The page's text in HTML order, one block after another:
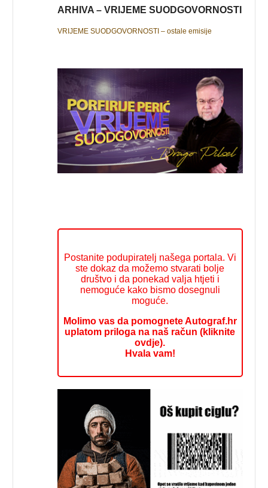
ARHIVA – VRIJEME SUODGOVORNOSTI
VRIJEME SUODGOVORNOSTI – ostale emisije
Postanite podupiratelj našega portala. Vi
ste dokaz da možemo stvarati bolje
društvo i da ponekad valja htjeti i
nemoguće kako bismo dosegnuli
moguće.
Molimo vas da pomognete Autograf.hr
uplatom priloga na naš račun (kliknite
ovdje).
Hvala vam!